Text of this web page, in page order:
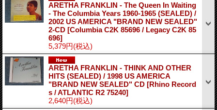
ARETHA FRANKLIN - The Queen In Waiting
- The Columbia Years 1960-1965 (SEALED) /
2002 US AMERICA "BRAND NEW SEALED"
2-CD [Columbia C2K 85696 / Legacy C2K 85
696]
5,379円(税込)
ARETHA FRANKLIN - THINK AND OTHER
HITS (SEALED) / 1998 US AMERICA
"BRAND NEW SEALED" CD [Rhino Record
s / ATLANTIC R2 75240]
2,640円(税込)